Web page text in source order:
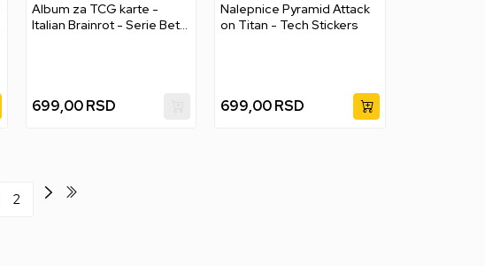
Album za TCG karte -
Italian Brainrot - Serie Beta
699,00 RSD
Nalepnice Pyramid Attack
on Titan - Tech Stickers
699,00RSD
2